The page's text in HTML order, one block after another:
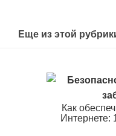
Еще из этой
Как
Интернете: